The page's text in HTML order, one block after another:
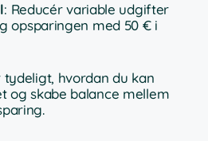
: Reducér variable udgifter
opsparingen med 50 € i
hvordan du kan
og skabe balance mellem